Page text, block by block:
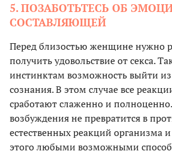
5. ПОЗАБОТЬТЕСЬ ОБ
СОСТАВЛЯЮЩЕЙ
Перед близостью женщине нужно
получить удовольствие от секса.
инстинктам возможность выйти
сознания. В этом случае все
сработают слаженно и
возбуждения не превратится в
естественных реакций организма
этого любыми возможными